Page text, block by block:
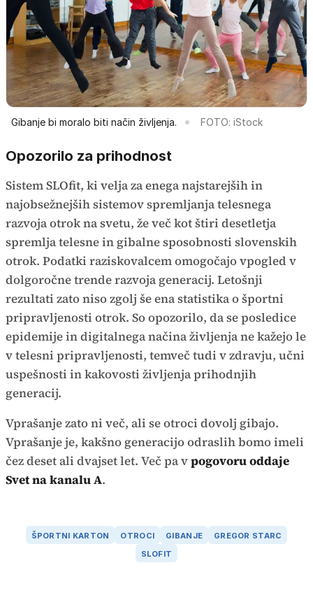
Gibanje bi moralo biti način življenja. FOTO: iStock
Opozorilo za prihodnost
Sistem SLOfit, ki velja za enega najstarejših in
najobsežnejših sistemov spremljanja telesnega
razvoja otrok na svetu, že več kot štiri desetletja
spremlja telesne in gibalne sposobnosti slovenskih
otrok. Podatki raziskovalcem omogočajo vpogled v
dolgoročne trende razvoja generacij. Letošnji
rezultati zato niso zgolj še ena statistika o športni
pripravljenosti otrok. So opozorilo, da se posledice
epidemije in digitalnega načina življenja ne kažejo le
v telesni pripravljenosti, temveč tudi v zdravju, učni
uspešnosti in kakovosti življenja prihodnjih
generacij.
Vprašanje zato ni več, ali se otroci dovolj gibajo.
Vprašanje je, kakšno generacijo odraslih bomo imeli
čez deset ali dvajset let. Več pa vpogovoru oddaje
Svet na kanalu A.
ŠPORTNI KARTON OTROCI GIBANJE
GREGOR STARC
SLOFIT